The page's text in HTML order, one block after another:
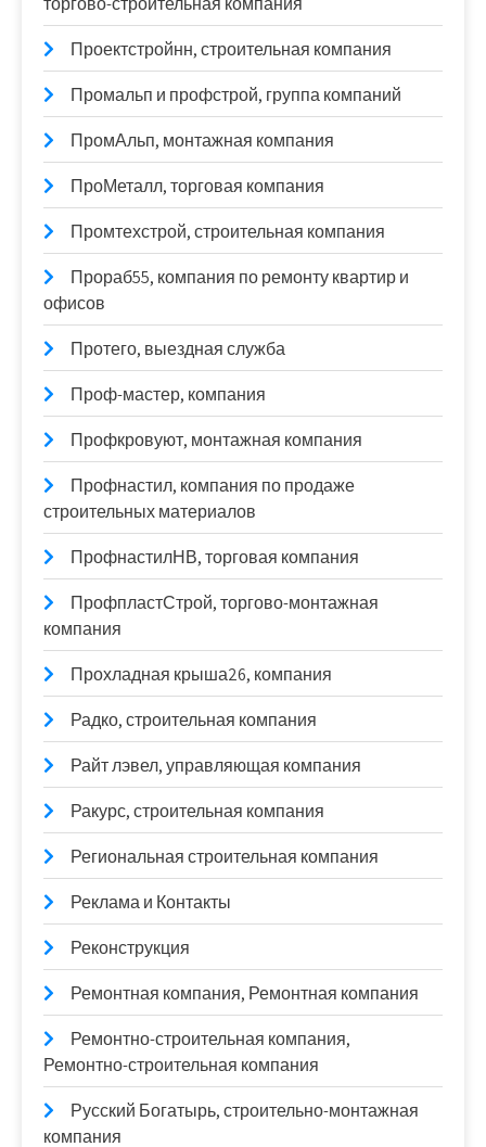
Проектстройнн, строительная компания
Промальп и профстрой, группа компаний
ПромАльп, монтажная компания
ПроМеталл, торговая компания
Промтехстрой, строительная компания
Прораб55, компания по ремонту квартир и
офисов
Протего, выездная служба
Проф-мастер, компания
Профкровуют, монтажная компания
Профнастил, компания по продаже
строительных материалов
ПрофнастилНВ, торговая компания
ПрофпластСтрой, торгово-монтажная
компания
Прохладная крыша26, компания
Радко, строительная компания
Райт лэвел, управляющая компания
Ракурс, строительная компания
Региональная строительная компания
Реклама и Контакты
Реконструкция
Ремонтная компания, Ремонтная компания
Ремонтно-строительная компания,
Ремонтно-строительная компания
Русский Богатырь, строительно-монтажная
компания